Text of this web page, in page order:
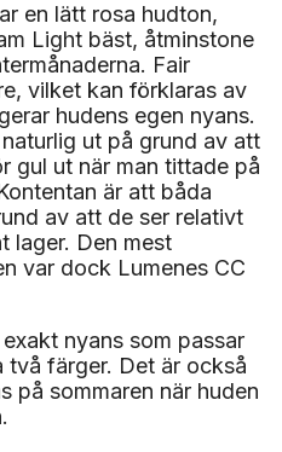
en lätt rosa hudton,
Light bäst, åtminstone
Fair
vilket kan förklaras av
hudens egen nyans.
ut på grund av att
gul ut när man tittade på
är att båda
av att de ser relativt
lager. Den mest
var dock Lumenes CC
nyans som passar
två färger. Det är också
på sommaren när huden